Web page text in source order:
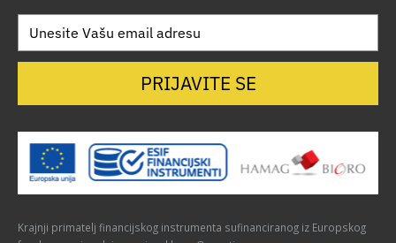
PRIJAVITE SE
Krajnji primatelj financijskog instrumenta sufinanciranog iz Europskog